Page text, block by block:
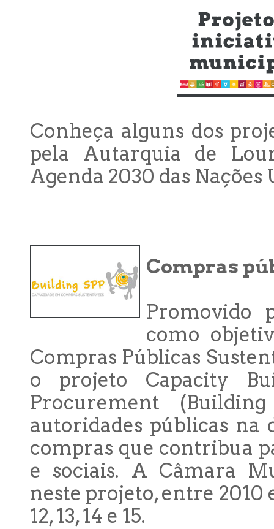
Conheça alguns dos
pela Autarquia de
Agenda 2030 das Nações
Compras
Promovido
como
Compras Públicas
o projeto Capacity
Procurement
autoridades públicas na
compras que contribua
e sociais. A Câmara
neste projeto, entre 2010
12, 13, 14 e 15.